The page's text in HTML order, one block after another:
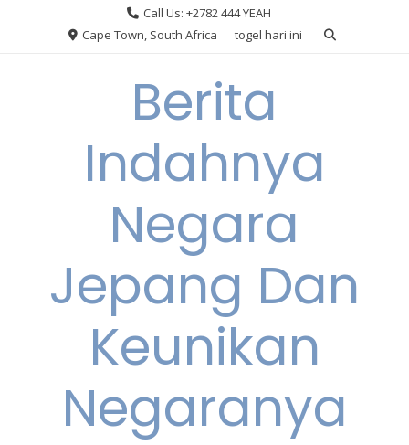
Call Us: +2782 444 YEAH
Cape Town, South Africa
togel hari ini
Berita
Indahnya
Negara
Jepang Dan
Keunikan
Negaranya